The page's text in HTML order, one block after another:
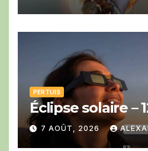
PERTUIS
Éclipse solaire –
7 AOÛT, 2026